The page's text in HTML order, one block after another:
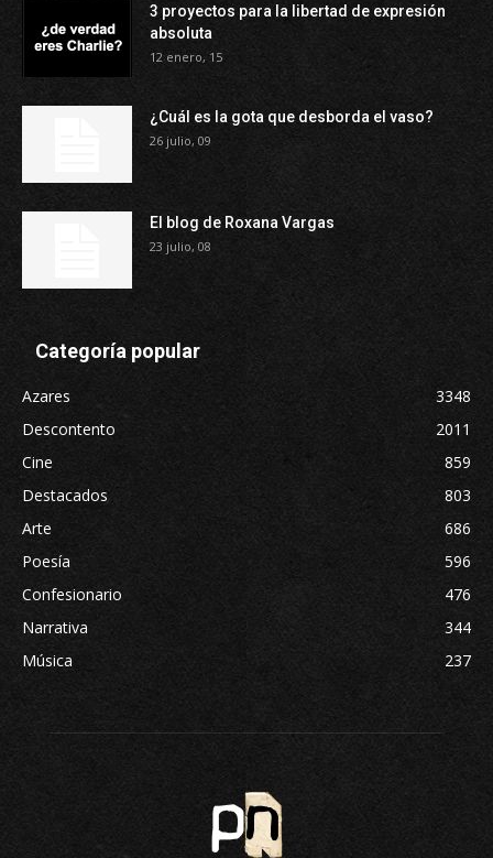
3 proyectos para la libertad de expresión
absoluta
12 enero, 15
¿Cuál es la gota que desborda el vaso?
26 julio, 09
El blog de Roxana Vargas
23 julio, 08
Categoría popular
Azares
3348
Descontento
2011
Cine
859
Destacados
803
Arte
686
Poesía
596
Confesionario
476
Narrativa
344
Música
237